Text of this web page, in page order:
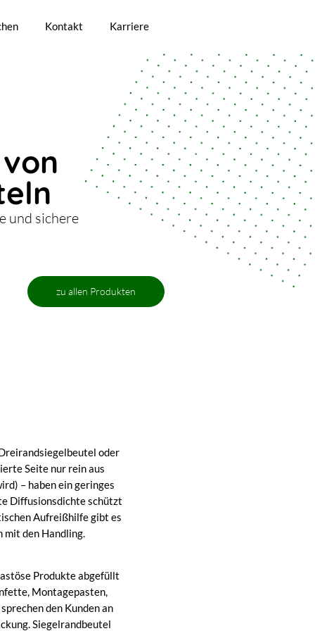
Kontakt Karriere
und sichere
zu allen Produkten
oder
Seite nur rein aus
– haben ein geringes
Diffusionsdichte schützt
Aufreißhilfe gibt es
mit den Handling.
Produkte abgefüllt
Montagepasten,
den Kunden an
Siegelrandbeutel